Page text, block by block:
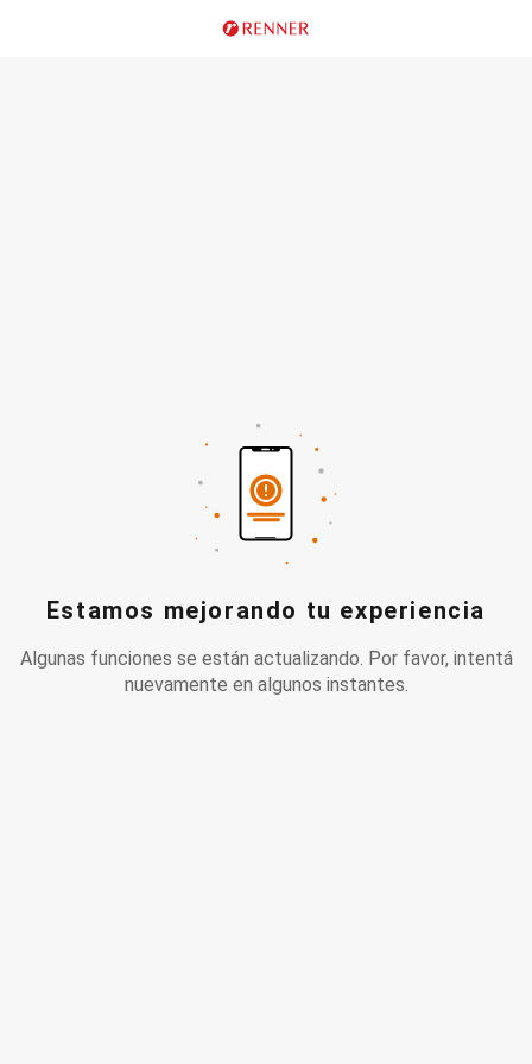
Estamos mejorando tu experiencia
Algunas funciones se están actualizando. Por favor, intentá
nuevamente en algunos instantes.